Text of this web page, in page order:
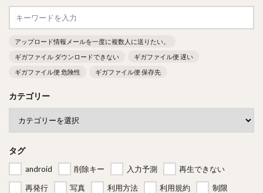
アップロード情報メールを一度に複数人に送りたい。
ギガファイル ダウンロードできない
ギガファイル便 遅い
ギガファイル便 危険性
ギガファイル便 保存先
カテゴリー
タグ
android 削除キー 入力予測
再生できない
再発行
写真 利用方法 利用規約
制限